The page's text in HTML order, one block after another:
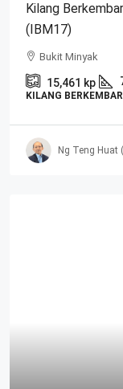
Kilang
(IBM17)
Bukit Minyak
15,461 kp
KILANG
Ng Teng Huat